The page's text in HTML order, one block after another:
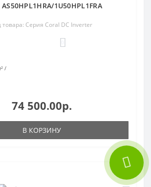
1U50HPL1FRA
товара: Серия Coral DC Inverter
74 500.00р.
В КОРЗИНУ